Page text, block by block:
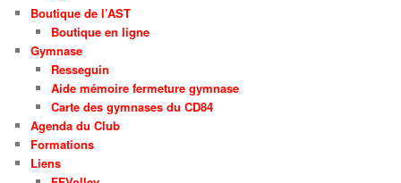
Boutique de l’AST
Boutique en ligne
Gymnase
Resseguin
Aide mémoire fermeture gymnase
Carte des gymnases du CD84
Agenda du Club
Formations
Liens